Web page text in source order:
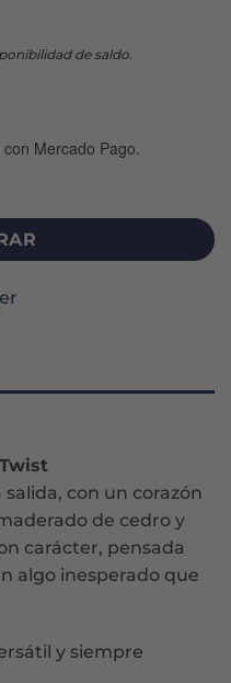
de saldo.
con Mercado Pago.
con un corazón
de cedro y
carácter, pensada
algo inesperado que
y siempre